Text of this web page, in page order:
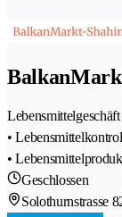
•
•
Geschlossen
Solothurnstrasse 8